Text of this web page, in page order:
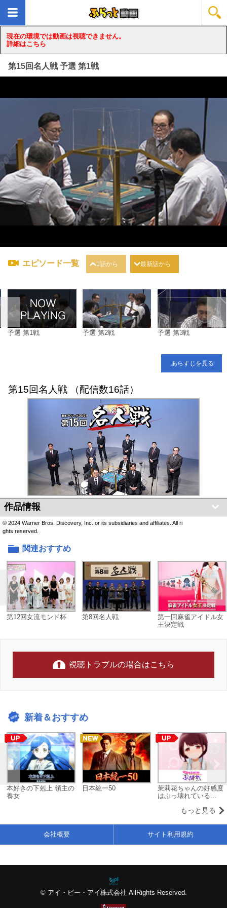
現在の環境では動画は視聴できません。
詳細はこちら
第15回名人戦 予選 第1戦
loading...
エピソード一覧 1話から 最新話から
予選 第1戦 予選 第2戦 予選 第3戦
あらすじを見る
第15回名人戦 （配信数16話）
作品情報
© 2024 Warner Bros. Discovery, Inc. or its subsidiaries and affiliates. All ri
ghts reserved.
関連おすすめ
第12回女流モンド杯 第8回名人戦
第一回麻雀アイドル女
王決定戦
視聴トラブルの場合はこちら
新着＆おすすめ
本好きの下剋上 領主の
養女
日本統一50
茉莉花ちゃんの好感度
はぶっ壊れている...
もっと見る
© アイ・ピー・アイ株式会社 AllRights Reserved.
会社概要 サイト利用規約